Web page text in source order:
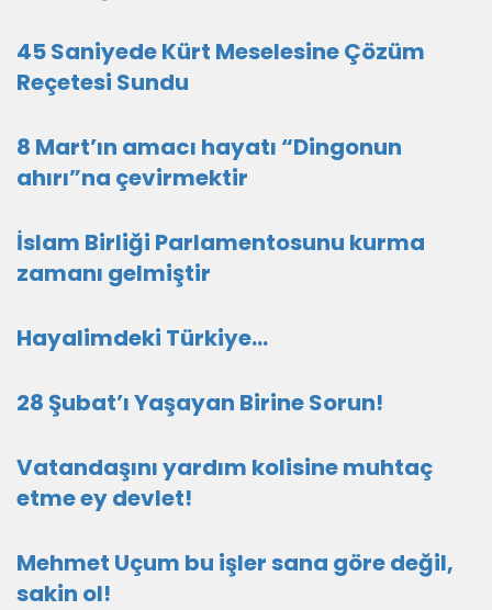
45 Saniyede Kürt Meselesine Çözüm
Reçetesi Sundu
8 Mart’ın amacı hayatı “Dingonun
ahırı”na çevirmektir
İslam Birliği Parlamentosunu kurma
zamanı gelmiştir
Hayalimdeki Türkiye…
28 Şubat’ı Yaşayan Birine Sorun!
Vatandaşını yardım kolisine muhtaç
etme ey devlet!
Mehmet Uçum bu işler sana göre değil,
sakin ol!